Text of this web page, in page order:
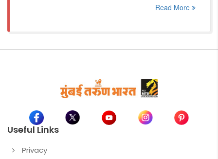
Read More
Useful Links
Privacy